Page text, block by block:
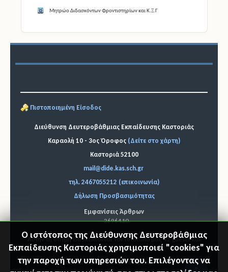
Μητρώο Διδασκόντων Φροντιστηρίων και Κ.Ξ.Γ
Πιστοποιημένη Είσοδος
Διεύθυνση Δευτεροβάθμιας Εκπαίδευσης Καστοριάς
Καραολή 10 - 3ος Όροφος (Δείτε στο χάρτη)
Καστοριά 52100
mail@dide.kas.sch.gr
τηλ. 2467055212 (επικοινωνία)
Δήλωση Προσβασιμότητας
Εμφανίσεις Άρθρων
2696410
Αυτήν τη στιγμή επισκέπτονται τον ιστότοπό μας 42 guests και
κανένα μέλος
Ο ιστότοπος της Διεύθυνσης Δευτεροβάθμιας
Εκπαίδευσης Καστοριάς χρησιμοποιεί "cookies" για
την παροχή των υπηρεσιών του. Επιλέγοντας να
"Επιστ
© 2026 Διεύθυνση Δ.Ε. Καστοριάς